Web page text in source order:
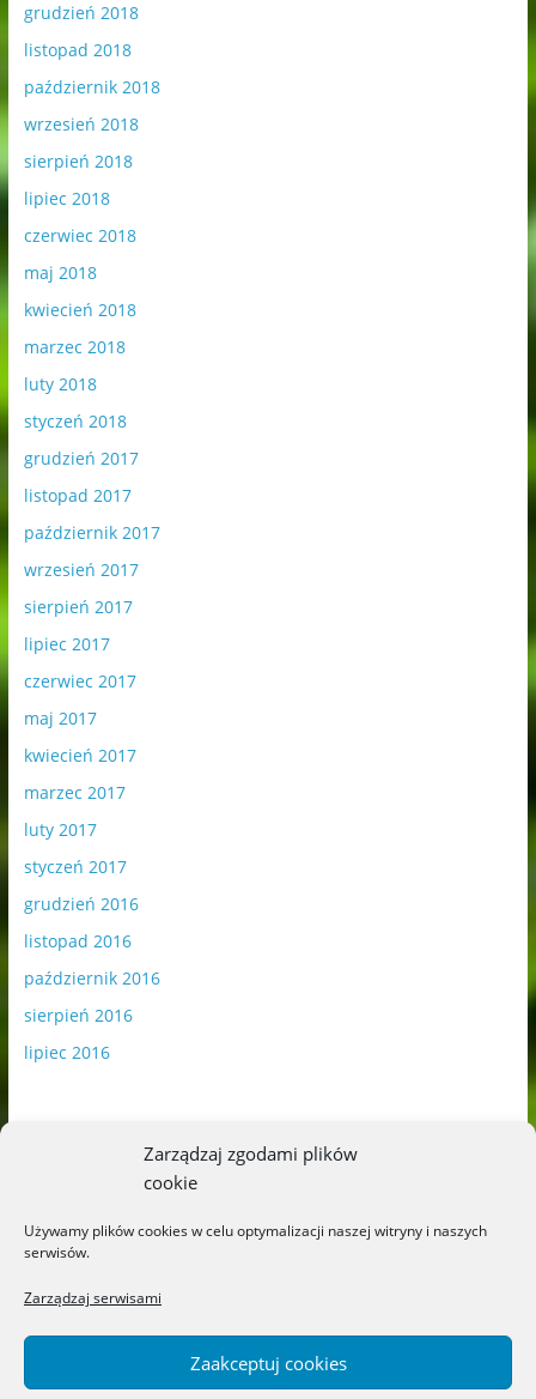
Zarządzaj zgodami plików
cookie
Używamy plików cookies w celu optymalizacji naszej witryny i naszych
serwisów.
Zarządzaj serwisami
Zaakceptuj cookies
grudzień 2018
listopad 2018
październik 2018
wrzesień 2018
sierpień 2018
lipiec 2018
czerwiec 2018
maj 2018
kwiecień 2018
marzec 2018
luty 2018
styczeń 2018
grudzień 2017
listopad 2017
październik 2017
wrzesień 2017
sierpień 2017
lipiec 2017
czerwiec 2017
maj 2017
kwiecień 2017
marzec 2017
luty 2017
styczeń 2017
grudzień 2016
listopad 2016
październik 2016
sierpień 2016
lipiec 2016